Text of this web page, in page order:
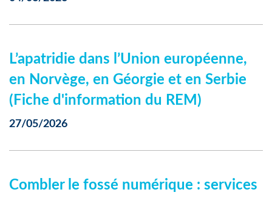
L’apatridie dans l’Union européenne,
en Norvège, en Géorgie et en Serbie
(Fiche d'information du REM)
27/05/2026
Combler le fossé numérique : services